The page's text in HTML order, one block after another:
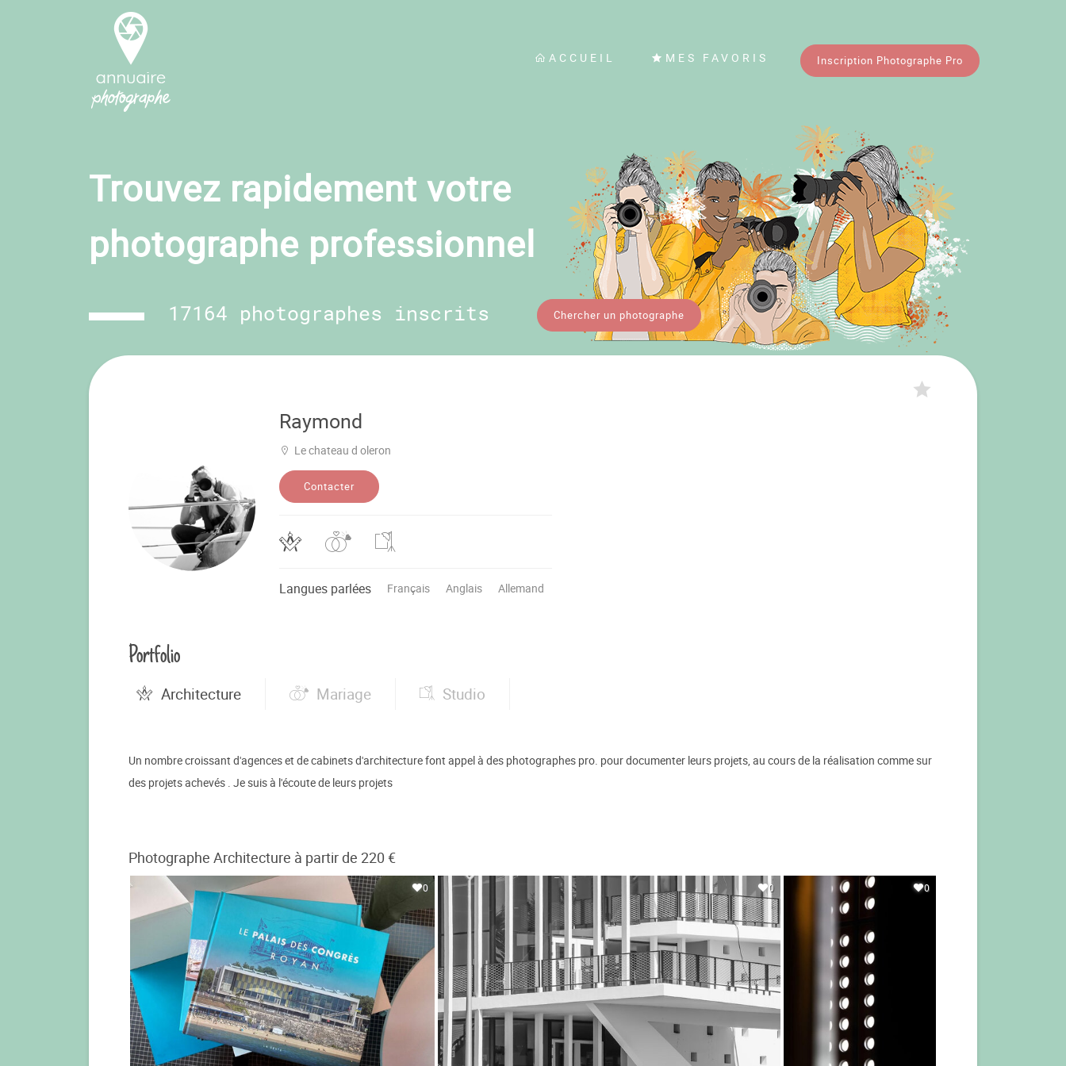
ACCUEIL MES FAVORIS Inscription Photographe Pro
Trouvez rapidement votre
photographe professionnel
17164 photographes inscrits Chercher un photographe
Raymond
Le chateau d oleron
Contacter
Langues parlées Français Anglais Allemand
Portfolio
Architecture Mariage Studio
Un nombre croissant d'agences et de cabinets d'architecture font appel à des photographes pro. pour documenter leurs projets, au cours de la réalisation comme sur
des projets achevés . Je suis à l'écoute de leurs projets
Photographe Architecture à partir de 220 €
0 0 0